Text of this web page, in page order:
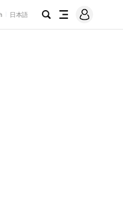
日本語
검
전
메
그